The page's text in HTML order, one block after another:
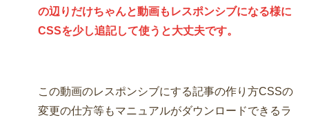
の辺りだけちゃんと動画もレスポンシブになる様に
CSSを少し追記して使うと大丈夫です。
この動画のレスポンシブにする記事の作り方CSSの
変更の仕方等もマニュアルがダウンロードできるラ